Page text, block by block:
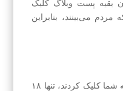
خواندن بقیه پست وبلاگ کلیک
می‌بینند، بنابراین
حتی پس از اینکه افراد روی مقاله شما کلیک کردند، تنها ۱۸